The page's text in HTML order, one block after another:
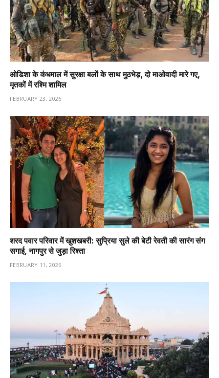
ओडिशा के कंधमाल में सुरक्षा बलों के साथ मुठभेड़, दो माओवादी मारे गए,
मृतकों में रश्मि शामिल
FEBRUARY 23, 2026
शरद पवार परिवार में खुशखबरी: सुप्रिया सुले की बेटी रेवती की सारंग संग
सगाई, नागपुर से जुड़ा रिश्ता
FEBRUARY 11, 2026